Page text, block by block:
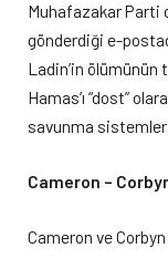
Muhafazakar Parti
gönderdiği e-
Ladin’in ölümünün
Hamas’ı “dost”
savunma
Cameron –
Cameron ve